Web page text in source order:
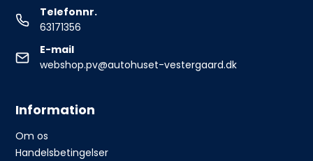
Telefonnr.
63171356
E-mail
webshop.pv@autohuset-vestergaard.dk
Information
Om os
Handelsbetingelser